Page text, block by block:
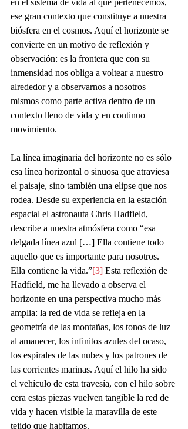
en el sistema de vida al que pertenecemos,
ese gran contexto que constituye a nuestra
biósfera en el cosmos. Aquí el horizonte se
convierte en un motivo de reflexión y
observación: es la frontera que con su
inmensidad nos obliga a voltear a nuestro
alrededor y a observarnos a nosotros
mismos como parte activa dentro de un
contexto lleno de vida y en continuo
movimiento.
La línea imaginaria del horizonte no es sólo
esa línea horizontal o sinuosa que atraviesa
el paisaje, sino también una elipse que nos
rodea. Desde su experiencia en la estación
espacial el astronauta Chris Hadfield,
describe a nuestra atmósfera como “esa
delgada línea azul […] Ella contiene todo
aquello que es importante para nosotros.
Ella contiene la vida.”[3] Esta reflexión de
Hadfield, me ha llevado a observa el
horizonte en una perspectiva mucho más
amplia: la red de vida se refleja en la
geometría de las montañas, los tonos de luz
al amanecer, los infinitos azules del ocaso,
los espirales de las nubes y los patrones de
las corrientes marinas. Aquí el hilo ha sido
el vehículo de esta travesía, con el hilo sobre
cera estas piezas vuelven tangible la red de
vida y hacen visible la maravilla de este
tejido que habitamos.